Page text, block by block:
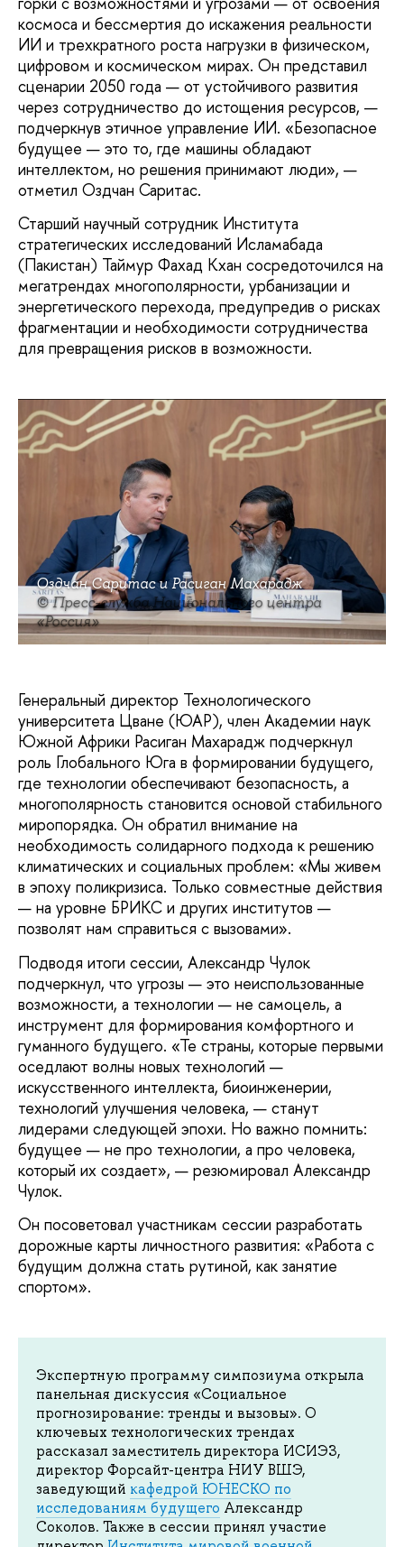
космоса и бессмертия до искажения реальности
ИИ и трехкратного роста нагрузки в физическом,
цифровом и космическом мирах. Он представил
сценарии 2050 года — от устойчивого развития
через сотрудничество до истощения ресурсов, —
подчеркнув этичное управление ИИ. «Безопасное
будущее — это то, где машины обладают
интеллектом, но решения принимают люди», —
отметил Оздчан Саритас.
Старший научный сотрудник Института
стратегических исследований Исламабада
(Пакистан) Таймур Фахад Кхан сосредоточился на
мегатрендах многополярности, урбанизации и
энергетического перехода, предупредив о рисках
фрагментации и необходимости сотрудничества
для превращения рисков в возможности.
Оздчан Саритас и Расиган Махарадж
© Пресс-служба Национального центра
«Россия»
Генеральный директор Технологического
университета Цване (ЮАР), член Академии наук
Южной Африки Расиган Махарадж подчеркнул
роль Глобального Юга в формировании будущего,
где технологии обеспечивают безопасность, а
многополярность становится основой стабильного
миропорядка. Он обратил внимание на
необходимость солидарного подхода к решению
климатических и социальных проблем: «Мы живем
в эпоху поликризиса. Только совместные действия
— на уровне БРИКС и других институтов —
позволят нам справиться с вызовами».
Подводя итоги сессии, Александр Чулок
подчеркнул, что угрозы — это неиспользованные
возможности, а технологии — не самоцель, а
инструмент для формирования комфортного и
гуманного будущего. «Те страны, которые первыми
оседлают волны новых технологий —
искусственного интеллекта, биоинженерии,
технологий улучшения человека, — станут
лидерами следующей эпохи. Но важно помнить:
будущее — не про технологии, а про человека,
который их создает», — резюмировал Александр
Чулок.
Он посоветовал участникам сессии разработать
дорожные карты личностного развития: «Работа с
будущим должна стать рутиной, как занятие
спортом».
Экспертную программу симпозиума открыла
панельная дискуссия «Социальное
прогнозирование: тренды и вызовы». О
ключевых технологических трендах
рассказал заместитель директора ИСИЭЗ,
директор Форсайт-центра НИУ ВШЭ,
заведующий кафедрой ЮНЕСКО по
исследованиям будущего Александр
Соколов. Также в сессии принял участие